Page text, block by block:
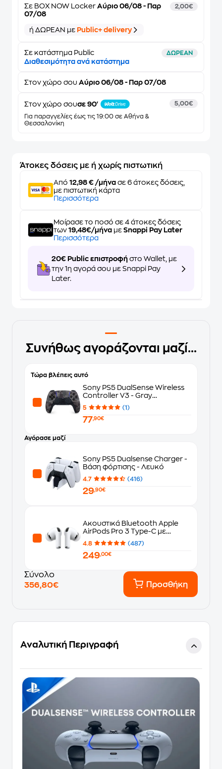
Σε BOX NOW Locker Αύριο 06/08 - Παρ
07/08
2,00€
ή ΔΩΡΕΑΝ με Public+ delivery
Σε κατάστημα Public ΔΩΡΕΑΝ
Διαθεσιμότητα ανά κατάστημα
Στον χώρο σου Αύριο 06/08 - Παρ 07/08
Στον χώρο σουσε 90'
Για παραγγελίες έως τις 19:00 σε Αθήνα &
Θεσσαλονίκη
5,00€
Άτοκες δόσεις με ή χωρίς πιστωτική
Από 12,98 € /μήνα σε 6 άτοκες δόσεις,
με πιστωτική κάρτα
Περισσότερα
Μοίρασε το ποσό σε 4 άτοκες δόσεις
των 19,48€/μήνα με Snappi Pay Later
Περισσότερα
20€ Public επιστροφή στο Wallet, με
την 1η αγορά σου με Snappi Pay
Later.
Συνήθως αγοράζονται μαζί...
Τώρα βλέπεις αυτό
Sony PS5 DualSense Wireless
Controller V3 - Gray
Camouflage
5 (1)
77,90€
Αγόρασε μαζί
Sony PS5 Dualsense Charger -
Βάση φόρτισης - Λευκό
4.7 (416)
29,90€
Ακουστικά Bluetooth Apple
AirPods Pro 3 Type-C με
MagSafe Charging Case -
White
4.8 (487)
249,00€
Σύνολο
356,80€
Προσθήκη
Αναλυτική Περιγραφή